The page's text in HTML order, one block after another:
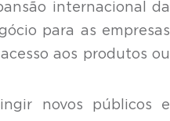
internacional da
para as empresas
aos produtos ou
novos públicos e